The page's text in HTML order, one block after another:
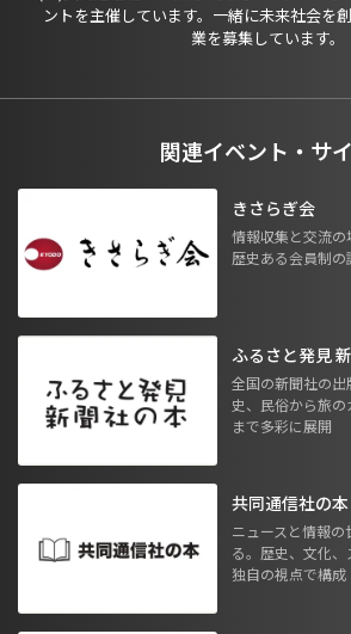
ントを主催しています。一緒に未来社会を
業を募集しています。
関連イベント・サ
きさらぎ会
情報収集と交流
歴史ある会員制
ふるさと発見
全国の新聞社の
史、民俗から旅
まで多彩に展開
共同通信社の本
ニュースと情報
る。歴史、文化
独自の視点で構成